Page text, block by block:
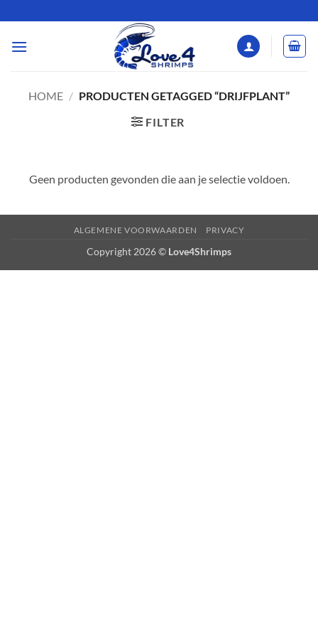
naar
inhoud
HOME / PRODUCTEN GETAGGED “DRIJFPLANT”
FILTER
Geen producten gevonden die aan je selectie voldoen.
ALGEMENE VOORWAARDEN PRIVACY
Copyright 2026 © Love4Shrimps